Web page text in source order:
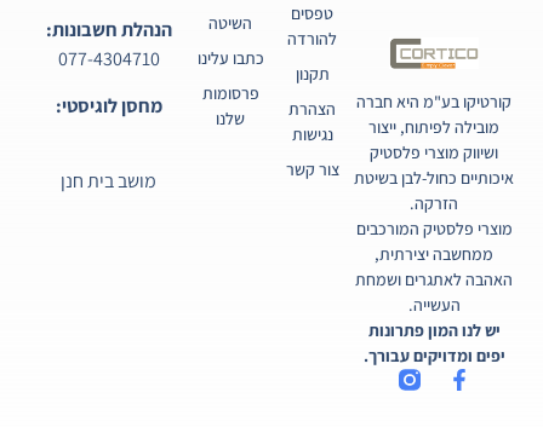
קורטיקו בע"מ היא חברה
מובילה לפיתוח, ייצור
ושיווק מוצרי פלסטיק
איכותיים כחול-לבן בשיטת
הזרקה.
מוצרי פלסטיק המורכבים
ממחשבה יצירתית,
האהבה לאתגרים ושמחת
העשייה.
יש לנו המון פתרונות
יפים ומדויקים עבורך.
השיטה
כתבו עלינו
פרסומות
שלנו
טפסים
להורדה
תקנון
הצהרת
נגישות
צור קשר
הנהלת חשבונות:
077-4304710
מחסן לוגיסטי:
מושב בית חנן